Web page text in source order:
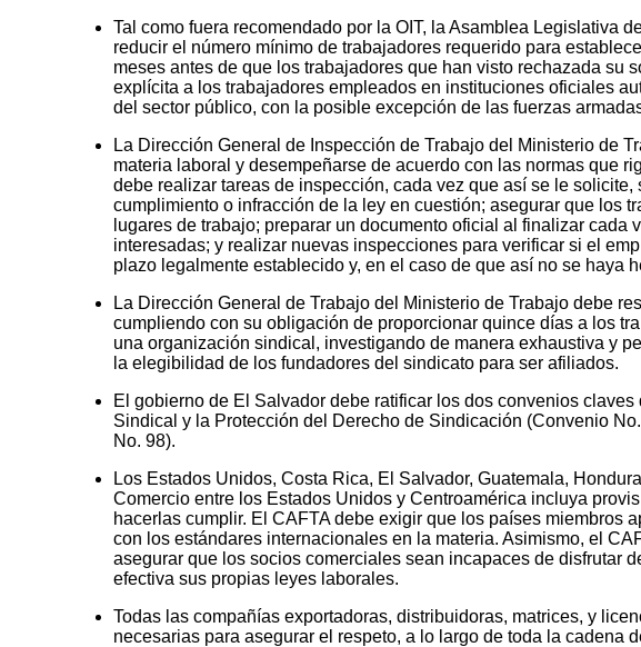
Tal como fuera recomendado por la OIT, la Asamblea Legislativa
reducir el número mínimo de trabajadores requerido para
meses antes de que los trabajadores que han visto rechazada su
explícita a los trabajadores empleados en instituciones oficiales
del sector público, con la posible excepción de las fuerzas
La Dirección General de Inspección de Trabajo del Ministerio de
materia laboral y desempeñarse de acuerdo con las normas que
debe realizar tareas de inspección, cada vez que así se le
cumplimiento o infracción de la ley en cuestión; asegurar que los
lugares de trabajo; preparar un documento oficial al finalizar
interesadas; y realizar nuevas inspecciones para verificar si el
plazo legalmente establecido y, en el caso de que así no se haya
La Dirección General de Trabajo del Ministerio de Trabajo debe
cumpliendo con su obligación de proporcionar quince días a los
una organización sindical, investigando de manera exhaustiva y
la elegibilidad de los fundadores del sindicato para ser afiliados.
El gobierno de El Salvador debe ratificar los dos convenios
Sindical y la Protección del Derecho de Sindicación (Convenio
No. 98).
Los Estados Unidos, Costa Rica, El Salvador, Guatemala,
Comercio entre los Estados Unidos y Centroamérica incluya
hacerlas cumplir. El CAFTA debe exigir que los países miembros
con los estándares internacionales en la materia. Asimismo, el
asegurar que los socios comerciales sean incapaces de disfrutar
efectiva sus propias leyes laborales.
Todas las compañías exportadoras, distribuidoras, matrices, y
necesarias para asegurar el respeto, a lo largo de toda la